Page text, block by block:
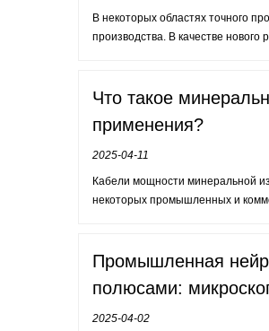
В некоторых областях точного
производства. В качестве
Что такое
применения?
2025-04-11
Кабели мощности минеральной
некоторых промышленных и
Промышленная
полюсами:
2025-04-02